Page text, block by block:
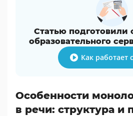
Статью подготовили
образовательного
Как работает
Особенности
в речи: структура и